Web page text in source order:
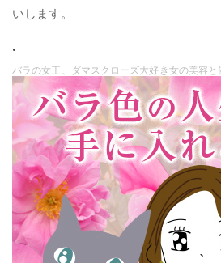
いします。
.
バラの女王、ダマスクローズ大好き女の美容と